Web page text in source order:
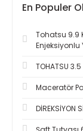
En Populer
Tohatsu 9.9
Enjeksiyonlu
TOHATSU
Maceratör
DİREKSİYON